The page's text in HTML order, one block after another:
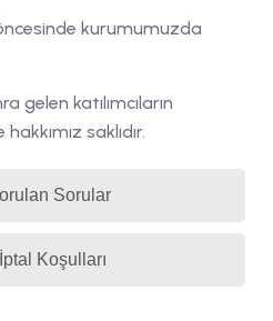
Sorular
Koşulları
kurumumuzda
gelen katılımcıların
saklıdır.